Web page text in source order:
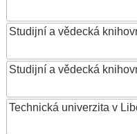
Studijní a vědecká
Studijní a vědecká
Technická univerzita v